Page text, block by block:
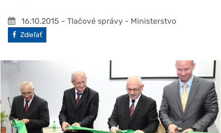
16.10.2015 - Tlačové správy - Ministerstvo
Facebook
Zdieľať